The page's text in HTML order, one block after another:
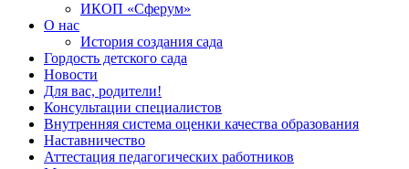
ИКОП «Сферум»
О нас
История создания сада
Гордость детского сада
Новости
Для вас, родители!
Консультации специалистов
Внутренняя система оценки качества образования
Наставничество
Аттестация педагогических работников